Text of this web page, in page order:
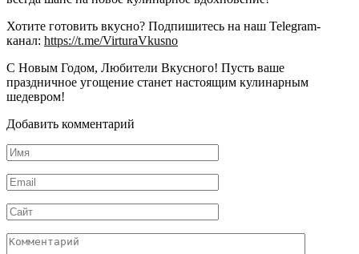
Хотите готовить вкусно? Подпишитесь на наш Telegram-
канал: https://t.me/VirturaVkusno
С Новым Годом, Любители Вкусного! Пусть ваше
праздничное угощение станет настоящим кулинарным
шедевром!
Добавить комментарий
Имя
*
Email
*
Сайт
Комментарий